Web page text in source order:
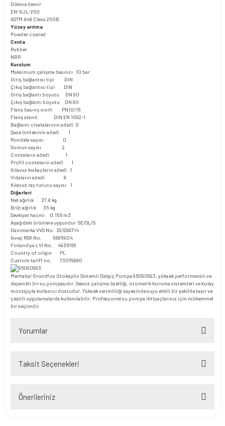
Dökme demir
EN-GJL-250
ASTM A48 Class 250B
Yüzey arıtma
Powder coated
Conta
Rubber
NBR
Kurulum
Maksimum çalışma basıncı 10 bar
Giriş bağlantısı tipi DIN
Çıkış bağlantısı tipi DIN
Giriş bağlantı boyutu DN 80
Çıkış bağlantı boyutu DN 80
Flanş basınç sınıfı PN10/16
Flanş stand. DIN EN 1092-1
Bağlantı civatalarının adedi 0
Şase ünitesinin adedi 1
Rondela sayısı 0
Somun sayısı 2
Contaların adedi 1
Profil contaların adedi 1
Kılavuz kıskaçların adedi 1
Vidaların adedi 8
Kılavuz ray tutucu sayısı 1
Diğerleri
Net ağırlık 27.8 kg
Brüt ağırlık 35 kg
Sevkiyat hacmi 0.156 m3
Aşağıdaki ürünlere uygundur SE/SL/S
Danimarka VVS No. 391299714
İsveç RSK No. 5885904
Finlandiya LVI No. 4836165
Country of origin PL
Custom tariff no. 73079980
Merhaba! Grundfos Otokaplin Sistemli Dalgıç Pompa 96090993, yüksek performanslı ve
dayanıklı bir su pompasıdır. Sessiz çalışma özelliği, otomatik koruma sistemleri ve kolay
montajıyla kullanıcı dostudur. Yüksek verimliliği sayesinde suyu etkili bir şekilde taşır ve
çeşitli uygulamalarda kullanılabilir. Profesyonel su pompa ihtiyaçlarınız için mükemmel
bir seçimdir.
Yorumlar
Taksit Seçenekleri
Önerileriniz